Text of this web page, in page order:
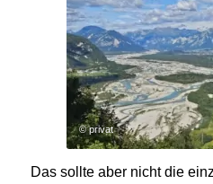
© privat
Das sollte aber nicht die